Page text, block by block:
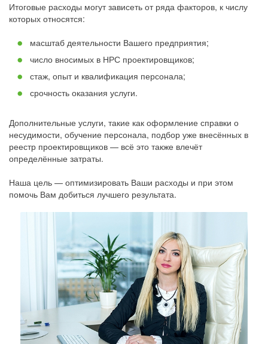
Итоговые расходы могут зависеть от ряда факторов, к числу
которых относятся:
масштаб деятельности Вашего предприятия;
число вносимых в НРС проектировщиков;
стаж, опыт и квалификация персонала;
срочность оказания услуги.
Дополнительные услуги, такие как оформление справки о
несудимости, обучение персонала, подбор уже внесённых в
реестр проектировщиков — всё это также влечёт
определённые затраты.
Наша цель — оптимизировать Ваши расходы и при этом
помочь Вам добиться лучшего результата.